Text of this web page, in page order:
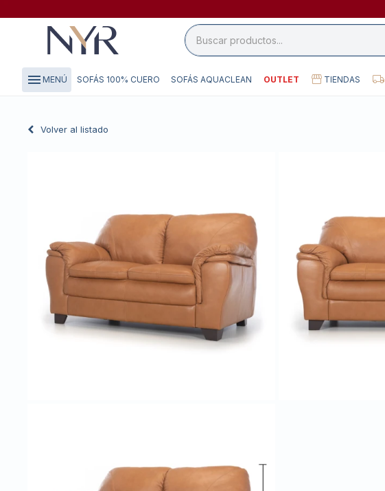
menu MENÚ SOFÁS 100% CUERO SOFÁS AQUACLEAN OUTLET TIENDAS
Volver al listado
close